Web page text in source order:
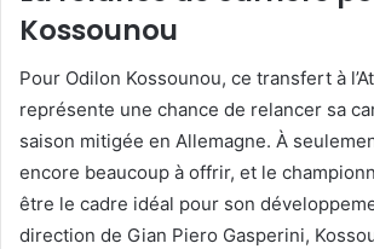
Kossounou
Pour Odilon Kossounou, ce transfert à
représente une chance de relancer sa
saison mitigée en Allemagne. À
encore beaucoup à offrir, et le
être le cadre idéal pour son
direction de Gian Piero Gasperini,